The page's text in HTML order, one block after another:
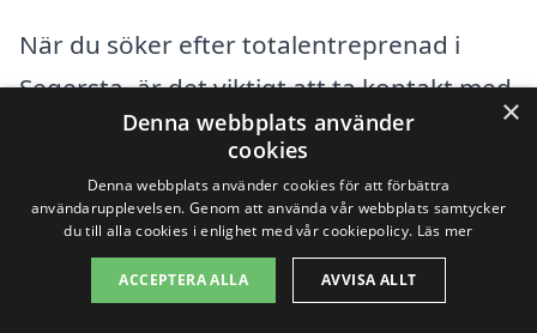
När du söker efter totalentreprenad i
Segersta, är det viktigt att ta kontakt med
flera entreprenörer för att få olika
offerter. Att jämföra dessa erbjuder en
bra överblick över den marknadspriser
som gäller för ditt specifika projekt. Det
kan också vara fördelaktigt att fråga om
×
Denna webbplats använder
cookies
Denna webbplats använder cookies för att förbättra
användarupplevelsen. Genom att använda vår webbplats samtycker
du till alla cookies i enlighet med vår cookiepolicy. Läs mer
ACCEPTERA ALLA AVVISA ALLT